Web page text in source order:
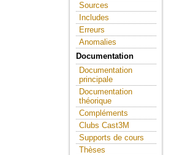
Sources
Includes
Erreurs
Anomalies
Documentation
Documentation
principale
Documentation
théorique
Compléments
Clubs Cast3M
Supports de cours
Thèses